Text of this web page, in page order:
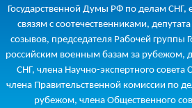
Государственной Думы РФ по делам СНГ,
связям с соотечественниками,
созывов, председателя Рабочей группы
российским военным базам за рубежом,
СНГ, члена Научно-экспертного совета
члена Правительственной комиссии по
рубежом, члена Общественного